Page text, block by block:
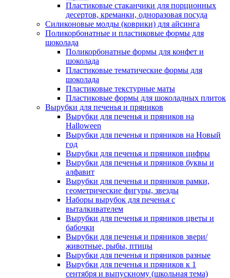
Пластиковые стаканчики для порционных
десертов, креманки, одноразовая посуда
Силиконовые молды (коврики) для айсинга
Поликорбонатные и пластиковые формы для
шоколада
Поликорбонатные формы для конфет и
шоколада
Пластиковые тематические формы для
шоколада
Пластиковые текстурные маты
Пластиковые формы для шоколадных плиток
Вырубки для печенья и пряников
Вырубки для печенья и пряников на
Halloween
Вырубки для печенья и пряников на Новый
год
Вырубки для печенья и пряников цифры
Вырубки для печенья и пряников буквы и
алфавит
Вырубки для печенья и пряников рамки,
геометрические фигуры, звезды
Наборы вырубок для печенья с
выталкивателем
Вырубки для печенья и пряников цветы и
бабочки
Вырубки для печенья и пряников звери/
животные, рыбы, птицы
Вырубки для печенья и пряников разные
Вырубки для печенья и пряников к 1
сентября и выпускному (школьная тема)